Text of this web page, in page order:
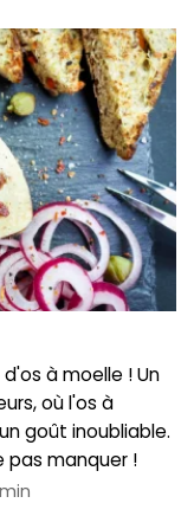
à moelle ! Un
où l'os à
goût inoubliable.
pas manquer !